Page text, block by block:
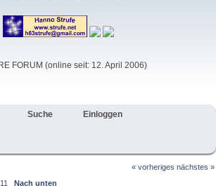
FORUM (online seit: 12. April 2006)
Suche Einloggen
« vorheriges nächstes »
11 Nach unten